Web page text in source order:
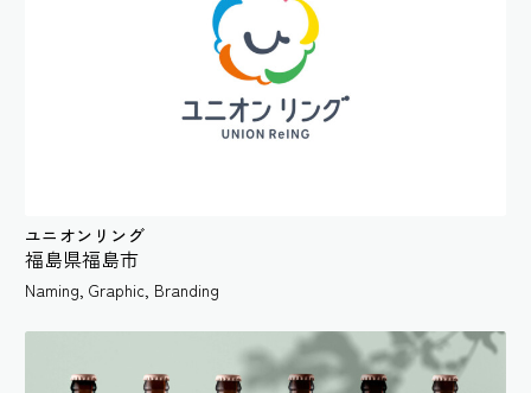
ユニオンリング
福島県福島市
Naming, Graphic, Branding